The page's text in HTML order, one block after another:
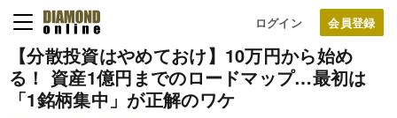
ログイン
【分散投資はやめておけ】10万円から始め
る！ 資産1億円までのロードマップ…最初は
「1銘柄集中」が正解のワケ